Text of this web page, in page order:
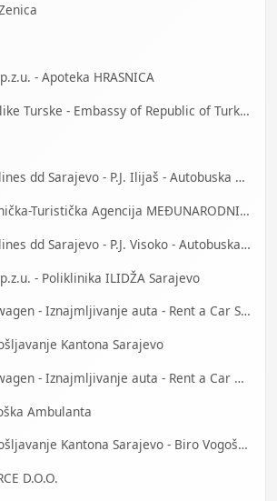
- Apoteka HRASNICA
Ambasada Republike Turske - Embassy of Republic of Turkey
Centrotrans-Eurolines dd Sarajevo - P.J. Ilijaš - Autobuska stanica
Centrotours - Putnička-Turistička Agencija MEĐUNARODNI AERODROM Sarajevo
Centrotrans-Eurolines dd Sarajevo - P.J. Visoko - Autobuska stanica
- Poliklinika ILIDŽA Sarajevo
Car Rental - Mietwagen - Iznajmljivanje auta - Rent a Car Sarajevo
Kantona Sarajevo
Car Rental - Mietwagen - Iznajmljivanje auta - Rent a Car Bihać
Ambulanta
J.U. Služba za zapošljavanje Kantona Sarajevo - Biro Vogošća
D.O.O.